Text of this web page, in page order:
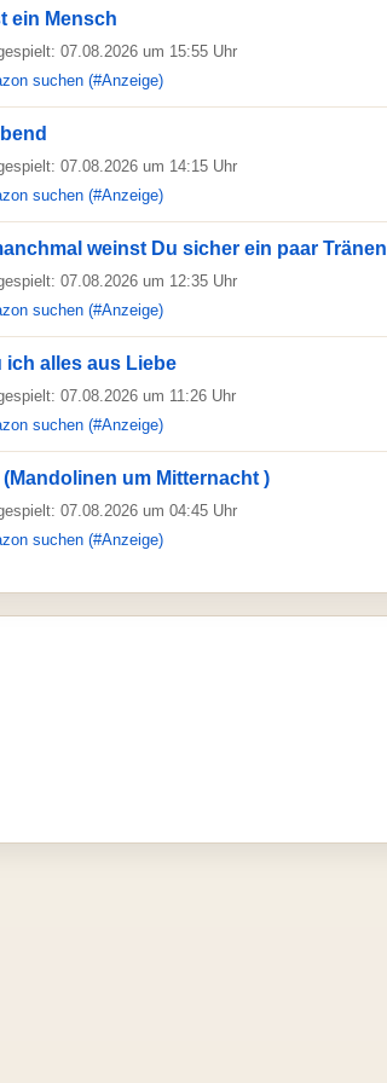
ein Mensch
07.08.2026 um 15:55 Uhr
suchen (#Anzeige)
07.08.2026 um 14:15 Uhr
suchen (#Anzeige)
weinst Du sicher ein paar Tränen
07.08.2026 um 12:35 Uhr
suchen (#Anzeige)
ich alles aus Liebe
07.08.2026 um 11:26 Uhr
suchen (#Anzeige)
(Mandolinen um Mitternacht )
07.08.2026 um 04:45 Uhr
suchen (#Anzeige)